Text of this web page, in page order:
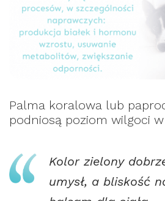
Palma koralowa lub
podniosą poziom wilgoci
Kolor zielony
umysł, a bliskość